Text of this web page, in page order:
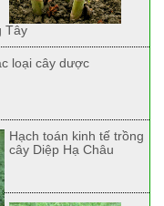
Tây
loại cây dược
Hạch toán kinh tế trồng
cây Diệp Hạ Châu